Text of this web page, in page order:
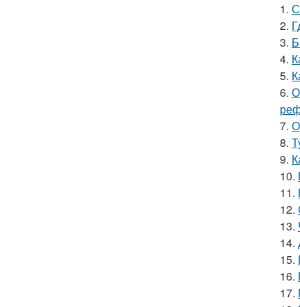
1.
2.
3.
4.
5.
6.
7.
8.
9.
10.
11.
12.
13.
14.
15.
16.
17.